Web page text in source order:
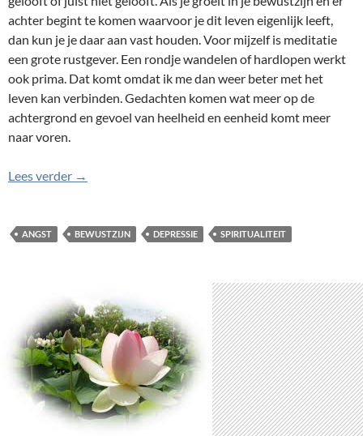
achter begint te komen waarvoor je dit leven eigenlijk leeft,
dan kun je je daar aan vast houden. Voor mijzelf is meditatie
een grote rustgever. Een rondje wandelen of hardlopen werkt
ook prima. Dat komt omdat ik me dan weer beter met het
leven kan verbinden. Gedachten komen wat meer op de
achtergrond en gevoel van heelheid en eenheid komt meer
naar voren.
Lees verder Beginnen met bewust worden
→
ANGST BEWUSTZIJN DEPRESSIE SPIRITUALITEIT